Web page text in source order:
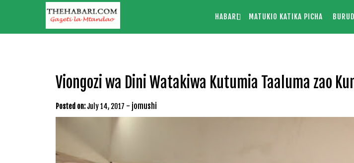
HABARI MATUKIO KATIKA PICHA
Viongozi wa Dini Watakiwa Kutumia Taaluma zao
Posted on: July 14, 2017 - jomushi